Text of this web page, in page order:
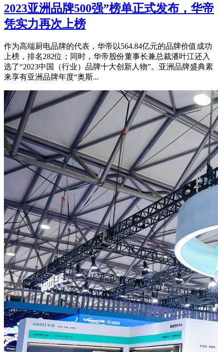
2023亚洲品牌500强”榜单正式发布，华帝
凭实力再次上榜
作为高端厨电品牌的代表，华帝以564.84亿元的品牌价值成功
上榜，排名282位；同时，华帝股份董事长兼总裁潘叶江还入
选了“2023中国（行业）品牌十大创新人物”。亚洲品牌盛典素
来享有亚洲品牌年度“奥斯...